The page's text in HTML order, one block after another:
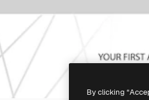
By clicking